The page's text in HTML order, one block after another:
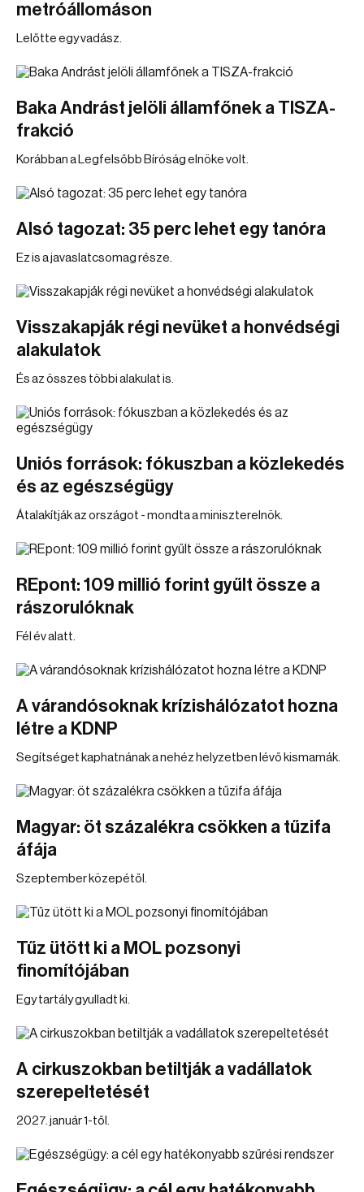
metróállomáson
Lelőtte egy vadász.
Baka Andrást jelöli államfőnek a TISZA-
frakció
Korábban a Legfelsőbb Bíróság elnöke volt.
Alsó tagozat: 35 perc lehet egy tanóra
Ez is a javaslatcsomag része.
Visszakapják régi nevüket a honvédségi
alakulatok
És az összes többi alakulat is.
Uniós források: fókuszban a közlekedés
és az egészségügy
Átalakítják az országot - mondta a miniszterelnök.
REpont: 109 millió forint gyűlt össze a
rászorulóknak
Fél év alatt.
A várandósoknak krízishálózatot hozna
létre a KDNP
Segítséget kaphatnának a nehéz helyzetben lévő kismamák.
Magyar: öt százalékra csökken a tűzifa
áfája
Szeptember közepétől.
Tűz ütött ki a MOL pozsonyi
finomítójában
Egy tartály gyulladt ki.
A cirkuszokban betiltják a vadállatok
szerepeltetését
2027. január 1-től.